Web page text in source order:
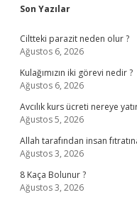
Sidebar
Son Yazılar
Ciltteki parazit neden olur ?
Ağustos 6, 2026
Kulağımızın iki görevi nedir ?
Ağustos 6, 2026
Avcılık kurs ücreti nereye
Ağustos 5, 2026
Allah tarafından insan
Ağustos 3, 2026
8 Kaça Bolunur ?
Ağustos 3, 2026